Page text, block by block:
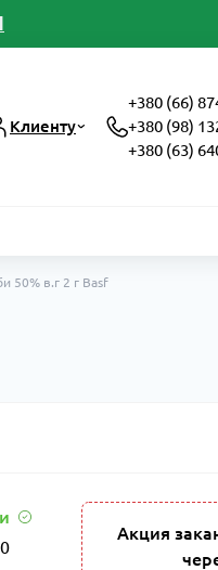
Клиенту
+380 (66)
+380 (98)
+380 (63)
50% в.г 2 г Basf
Акция